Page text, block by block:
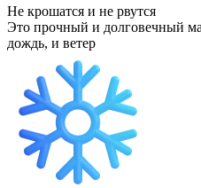
Не крошатся и не рвутся
Это прочный и долговечный
дождь, и ветер